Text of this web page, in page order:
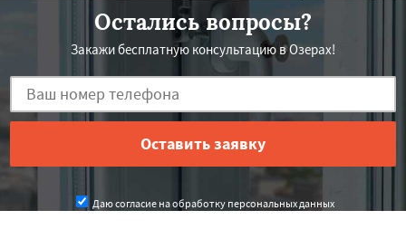
Остались вопросы?
Закажи бесплатную консультацию в Озерах!
Даю согласие на обработку персональных данных